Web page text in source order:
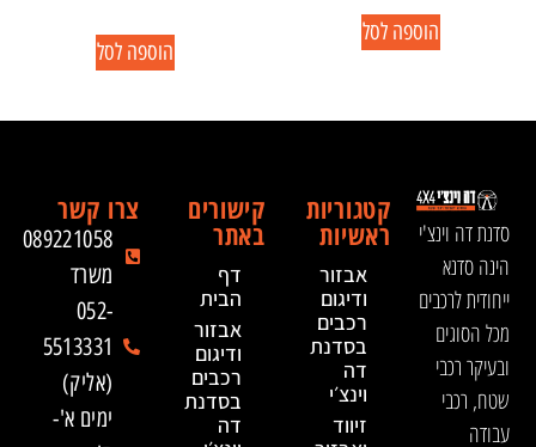
הוספה לסל
הוספה לסל
סדנת דה וינצ'י
הינה סדנא
ייחודית לרכבים
מכל הסוגים
ובעיקר רכבי
שטח, רכבי
עבודה
קטגוריות
ראשיות
אבזור
ודיגום
רכבים
בסדנת
דה
וינצ׳י
זיווד
קישורים
באתר
דף
הבית
אבזור
ודיגום
רכבים
בסדנת
דה
צרו קשר
089221058
משרד
052-
5513331
(אליק)
ימים א'-